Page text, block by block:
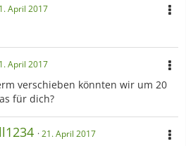
April 2017
April 2017
verschieben könnten wir um 20
für dich?
21. April 2017